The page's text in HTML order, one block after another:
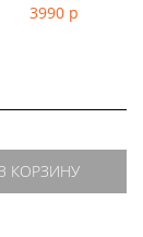
3990 р
КОРЗИНУ